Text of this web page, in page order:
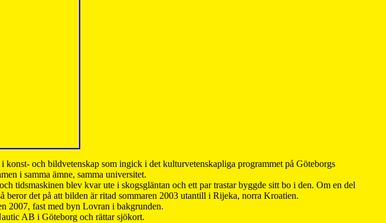
och bildvetenskap som ingick i det kulturvetenskapliga programmet på Göteborgs
i samma ämne, samma universitet.
tidsmaskinen blev kvar ute i skogsgläntan och ett par trastar byggde sitt bo i den. Om en del
det på att bilden är ritad sommaren 2003 utantill i Rijeka, norra Kroatien.
2007, fast med byn Lovran i bakgrunden.
AB i Göteborg och rättar sjökort.